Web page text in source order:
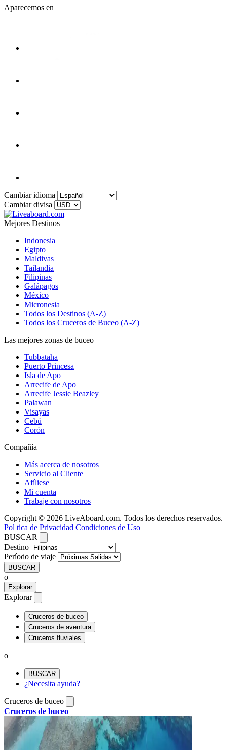
Aparecemos en
Cambiar idioma
Cambiar divisa
Mejores Destinos
Indonesia
Egipto
Maldivas
Tailandia
Filipinas
Galápagos
México
Micronesia
Todos los Destinos (A-Z)
Todos los Cruceros de Buceo (A-Z)
Las mejores zonas de buceo
Tubbataha
Puerto Princesa
Isla de Apo
Arrecife de Apo
Arrecife Jessie Beazley
Palawan
Visayas
Cebú
Corón
Compañía
Más acerca de nosotros
Servicio al Cliente
Afíliese
Mi cuenta
Trabaje con nosotros
Copyright © 2026 LiveAboard.com. Todos los derechos reservados.
Pol tica de Privacidad Condiciones de Uso
BUSCAR
Destino
Período de viaje
BUSCAR
o
Explorar
Explorar
Cruceros de buceo
Cruceros de aventura
Cruceros fluviales
o
BUSCAR
¿Necesita ayuda?
Cruceros de buceo
Cruceros de buceo